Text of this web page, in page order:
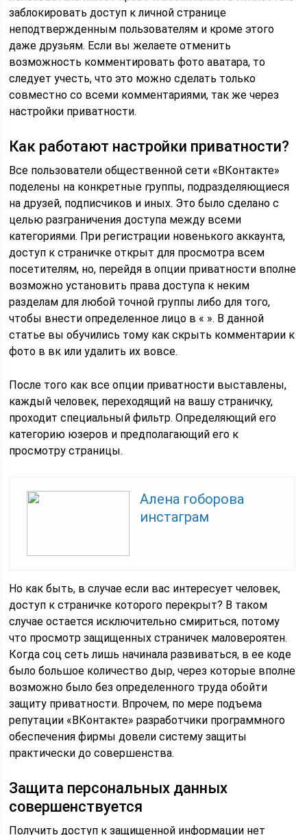
заблокировать доступ к личной странице
неподтвержденным пользователям и кроме этого
даже друзьям. Если вы желаете отменить
возможность комментировать фото аватара, то
следует учесть, что это можно сделать только
совместно со всеми комментариями, так же через
настройки приватности.
Как работают настройки приватности?
Все пользователи общественной сети «ВКонтакте»
поделены на конкретные группы, подразделяющиеся
на друзей, подписчиков и иных. Это было сделано с
целью разграничения доступа между всеми
категориями. При регистрации новенького аккаунта,
доступ к страничке открыт для просмотра всем
посетителям, но, перейдя в опции приватности вполне
возможно установить права доступа к неким
разделам для любой точной группы либо для того,
чтобы внести определенное лицо в « ». В данной
статье вы обучились тому как скрыть комментарии к
фото в вк или удалить их вовсе.
После того как все опции приватности выставлены,
каждый человек, переходящий на вашу страничку,
проходит специальный фильтр. Определяющий его
категорию юзеров и предполагающий его к
просмотру страницы.
Алена гоборова
инстаграм
Но как быть, в случае если вас интересует человек,
доступ к страничке которого перекрыт? В таком
случае остается исключительно смириться, потому
что просмотр защищенных страничек маловероятен.
Когда соц сеть лишь начинала развиваться, в ее коде
было большое количество дыр, через которые вполне
возможно было без определенного труда обойти
защиту приватности. Впрочем, по мере подъема
репутации «ВКонтакте» разработчики программного
обеспечения фирмы довели систему защиты
практически до совершенства.
Защита персональных данных
совершенствуется
Получить доступ к защищенной информации нет